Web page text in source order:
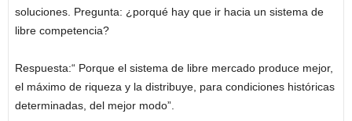
soluciones. Pregunta: ¿porqué hay que ir hacia un sistema de
libre competencia?
Respuesta:“ Porque el sistema de libre mercado produce mejor,
el máximo de riqueza y la distribuye, para condiciones históricas
determinadas, del mejor modo”.